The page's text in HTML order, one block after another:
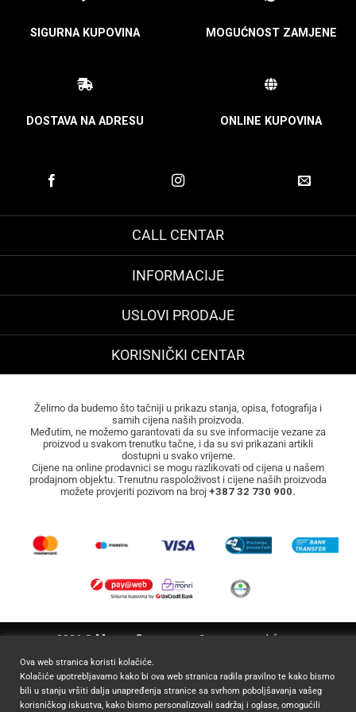
SIGURNA KUPOVINA MOGUĆNOST ZAMJENE
DOSTAVA NA ADRESU ONLINE KUPOVINA
CALL CENTAR
INFORMACIJE
USLOVI PRODAJE
KORISNIČKI CENTAR
Želimo da budemo što tačniji u prikazu stanja, opisa, fotografija i
samih cijena naših proizvoda.
Međutim, ne možemo garantovati da su sve informacije vezane za
proizvod u svakom trenutku tačne, i da su svi prikazani artikli
dostupni u svako vrijeme.
Cijene na online prodavnici se mogu razlikovati od cijena u našem
prodajnom objektu. Trenutnu raspoloživost i cijene naših proizvoda
možete provjeriti pozivom na broj +387 32 730 900.
2026 © Mocca Commerce Sva prava zadržana.
Ova web stranica koristi kolačiće.
Kolačiće upotrebljavamo kako bi ova web stranica radila pravilno te kako bismo
bili u stanju vršiti dalja unapređenja stranice sa svrhom poboljšavanja vašeg
korisničkog iskustva, kako bismo personalizovali sadržaj i oglase, omogućili